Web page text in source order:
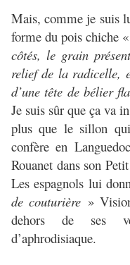
Mais, comme je suis
forme du pois chiche «
côtés, le grain
relief de la radicelle,
d’une tête de bélier
Je suis sûr que ça va
plus que le sillon
confère en
Rouanet dans son
Les espagnols lui
de couturière »
dehors de ses
d’aphrodisiaque.